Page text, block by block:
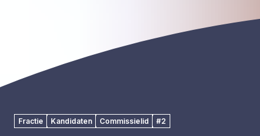
Fractie Kandidaten Commissielid #2